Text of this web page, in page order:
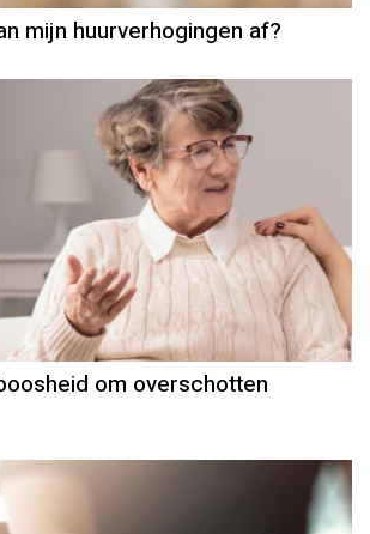
mijn huurverhogingen af?
om overschotten